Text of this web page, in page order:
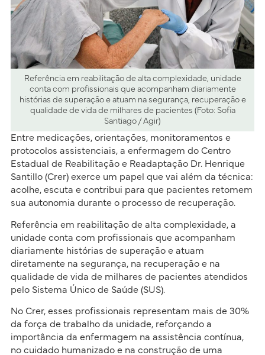
Referência em reabilitação de alta complexidade, unidade
conta com profissionais que acompanham diariamente
histórias de superação e atuam na segurança, recuperação e
qualidade de vida de milhares de pacientes (Foto: Sofia
Santiago / Agir)
Entre medicações, orientações, monitoramentos e
protocolos assistenciais, a enfermagem do Centro
Estadual de Reabilitação e Readaptação Dr. Henrique
Santillo (Crer) exerce um papel que vai além da técnica:
acolhe, escuta e contribui para que pacientes retomem
sua autonomia durante o processo de recuperação.
Referência em reabilitação de alta complexidade, a
unidade conta com profissionais que acompanham
diariamente histórias de superação e atuam
diretamente na segurança, na recuperação e na
qualidade de vida de milhares de pacientes atendidos
pelo Sistema Único de Saúde (SUS).
No Crer, esses profissionais representam mais de 30%
da força de trabalho da unidade, reforçando a
importância da enfermagem na assistência contínua,
no cuidado humanizado e na construção de uma